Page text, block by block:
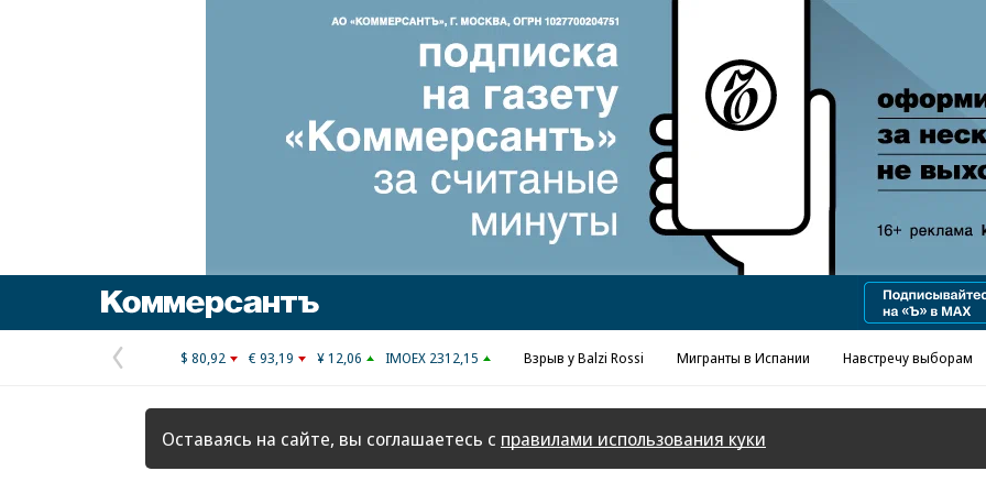
Предыдущая
страница
$ 80,92 € 93,19 ¥ 12,06 IMOEX 2312,15 Взрыв у Balzi Rossi Мигранты в Испании Навстречу выборам
Оставаясь на сайте, вы соглашаетесь с правилами использования куки